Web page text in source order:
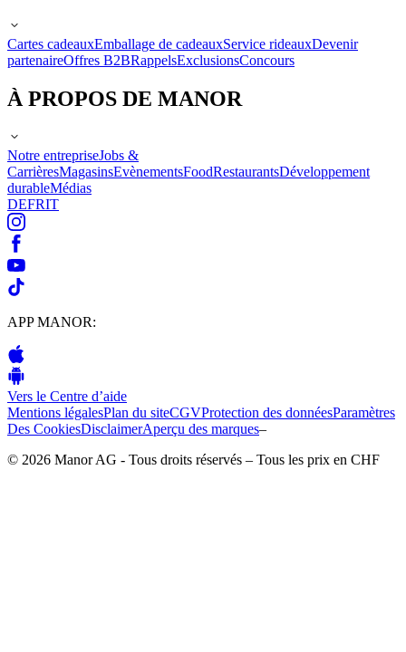
Cartes cadeauxEmballage de cadeauxService rideauxDevenir
partenaireOffres B2BRappelsExclusionsConcours
À PROPOS DE MANOR
Notre entrepriseJobs &
CarrièresMagasinsEvènementsFoodRestaurantsDéveloppement
durableMédias
DEFRIT
APP MANOR:
Vers le Centre d’aide
Mentions légalesPlan du siteCGVProtection des donnéesParamètres
Des CookiesDisclaimerAperçu des marques–
© 2026 Manor AG - Tous droits réservés – Tous les prix en CHF